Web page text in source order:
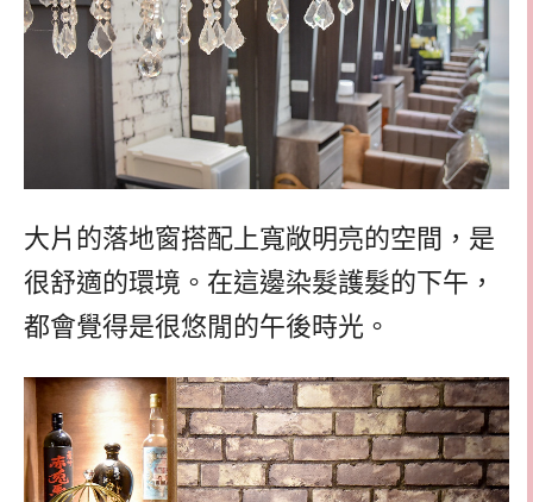
大片的落地窗搭配上寬敞明亮的空間，是
很舒適的環境。在這邊染髮護髮的下午，
都會覺得是很悠閒的午後時光。